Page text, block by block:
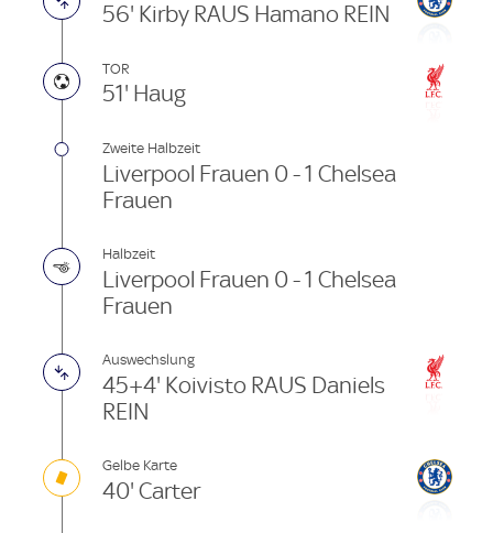
56' Kirby RAUS Hamano REIN
TOR
51' Haug
Zweite Halbzeit
Liverpool Frauen 0 - 1 Chelsea
Frauen
Halbzeit
Liverpool Frauen 0 - 1 Chelsea
Frauen
Auswechslung
45+4' Koivisto RAUS Daniels
REIN
Gelbe Karte
40' Carter